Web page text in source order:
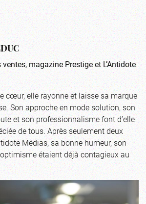
magazine Prestige et L’Antidote
cœur, elle rayonne et laisse sa marque
Son approche en mode solution, son
et son professionnalisme font d’elle
de tous. Après seulement deux
Médias, sa bonne humeur, son
étaient déjà contagieux au